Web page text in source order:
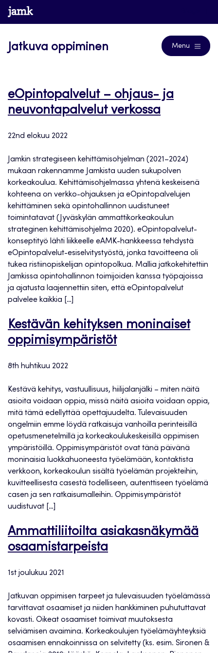
Siirry
suoraan
www.jamk.fi
Jatkuva oppiminen Menu
eOpintopalvelut – ohjaus- ja
neuvontapalvelut verkossa
22nd elokuu 2022
Jamkin strategiseen kehittämisohjelman (2021–2024)
mukaan rakennamme Jamkista uuden sukupolven
korkeakoulua. Kehittämisohjelmassa yhtenä keskeisenä
kohteena on verkko-ohjauksen ja eOpintopalvelujen
kehittäminen sekä opintohallinnon uudistuneet
toimintatavat (Jyväskylän ammattikorkeakoulun
strateginen kehittämisohjelma 2020). eOpintopalvelut-
konseptityö lähti liikkeelle eAMK-hankkeessa tehdystä
eOpintopalvelut-esiselvitystyöstä, jonka tavoitteena oli
tukea ristiinopiskelijan opintopolkua. Mallia jatkokehitettiin
Jamkissa opintohallinnon toimijoiden kanssa työpajoissa
ja ajatusta laajennettiin siten, että eOpintopalvelut
palvelee kaikkia […]
Kestävän kehityksen moninaiset
oppimisympäristöt
8th huhtikuu 2022
Kestävä kehitys, vastuullisuus, hiilijalanjälki – miten näitä
asioita voidaan oppia, missä näitä asioita voidaan oppia,
mitä tämä edellyttää opettajuudelta. Tulevaisuuden
ongelmiin emme löydä ratkaisuja vanhoilla perinteisillä
opetusmenetelmillä ja korkeakoulukeskeisillä oppimisen
ympäristöillä. Oppimisympäristöt ovat tänä päivänä
moninaisia luokkahuoneesta työelämään, kontaktista
verkkoon, korkeakoulun sisältä työelämän projekteihin,
kuvitteellisesta casestä todelliseen, autenttiseen työelämä
casen ja sen ratkaisumalleihin. Oppimisympäristöt
uudistuvat […]
Ammattiliitoilta asiakasnäkymää
osaamistarpeista
1st joulukuu 2021
Jatkuvan oppimisen tarpeet ja tulevaisuuden työelämässä
tarvittavat osaamiset ja niiden hankkiminen puhututtavat
kovasti. Oikeat osaamiset toimivat muutoksesta
selviämisen avaimina. Korkeakoulujen työelämäyhteyksiä
osaamisen ennakoinnissa on selvitetty (ks. esim. Sironen &